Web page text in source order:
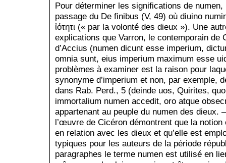
Pour déterminer les significations de
passage du De finibus (V, 49) où diuino
ἰότητι (« par la volonté des dieux »). Une
explications que Varron, le contemporain de
d’Accius (numen dicunt esse imperium,
omnia sunt, eius imperium maximum esse
problèmes à examiner est la raison pour
synonyme d’imperium et non, par exemple,
dans Rab. Perd., 5 (deinde uos, Quirites,
immortalium numen accedit, oro atque
appartenant au peuple du numen des
l’œuvre de Cicéron démontrent que la
en relation avec les dieux et qu’elle est
typiques pour les auteurs de la période
paragraphes le terme numen est utilisé en